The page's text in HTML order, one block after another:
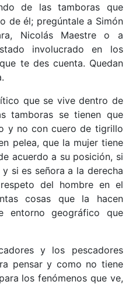
de las tamboras que
de él; pregúntale a Simón
Nicolás Maestre o a
involucrado en los
te des cuenta. Quedan
que se vive dentro de
tamboras se tienen que
y no con cuero de tigrillo
pelea, que la mujer tiene
acuerdo a su posición, si
si es señora a la derecha
del hombre en el
cosas que la hacen
entorno geográfico que
y los pescadores
pensar y como no tiene
los fenómenos que ve,